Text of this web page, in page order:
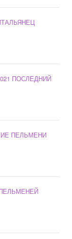
ПОСЛЕДНИЙ
ПЕЛЬМЕНИ